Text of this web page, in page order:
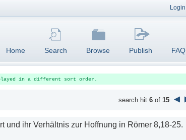
Login
Home Search Browse Publish FAQ
in a different sort order.
search hit6 of15
und ihr Verhältnis zur Hoffnung in Römer 8,18-25.